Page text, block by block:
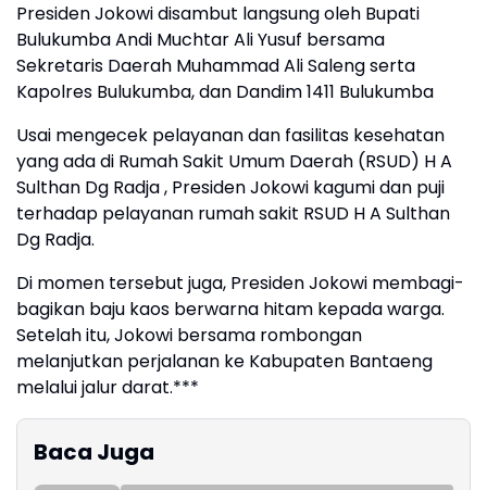
Presiden Jokowi disambut langsung oleh Bupati
Bulukumba Andi Muchtar Ali Yusuf bersama
Sekretaris Daerah Muhammad Ali Saleng serta
Kapolres Bulukumba, dan Dandim 1411 Bulukumba
Usai mengecek pelayanan dan fasilitas kesehatan
yang ada di Rumah Sakit Umum Daerah (RSUD) H A
Sulthan Dg Radja , Presiden Jokowi kagumi dan puji
terhadap pelayanan rumah sakit RSUD H A Sulthan
Dg Radja.
Di momen tersebut juga, Presiden Jokowi membagi-
bagikan baju kaos berwarna hitam kepada warga.
Setelah itu, Jokowi bersama rombongan
melanjutkan perjalanan ke Kabupaten Bantaeng
melalui jalur darat.***
Baca Juga